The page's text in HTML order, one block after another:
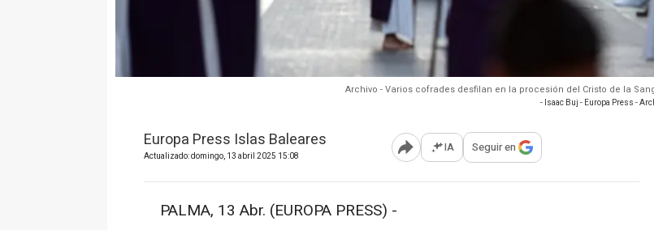
Archivo - Varios cofrades desfilan en la procesión del Cristo de la
- Isaac Buj - Europa Press -
Europa Press Islas Baleares
Actualizado: domingo, 13 abril 2025 15:08 Abrir opciones para compartir
IA Seguir en
PALMA, 13 Abr. (EUROPA PRESS) -